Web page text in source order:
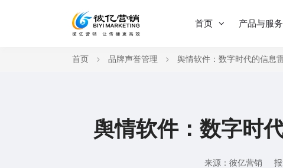
首页 产品与服务
首页 品牌声誉管理 舆情软件：数字时代的信息
舆情软件：数字时
来源：彼亿营销